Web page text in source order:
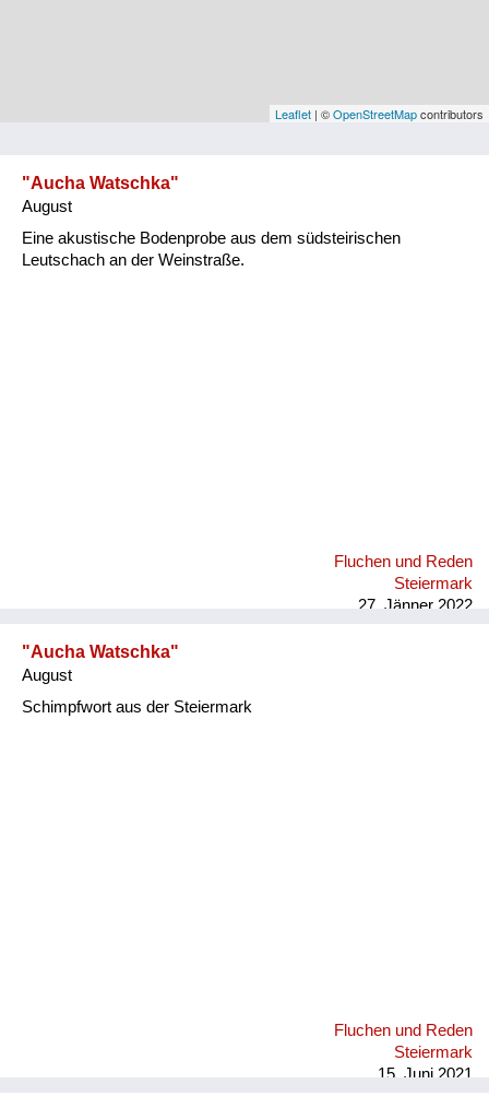
Vorarlberg
Natur und Landwirtschaft
Leaflet | ©OpenStreetMapcontributors
"Aucha Watschka"
August
Eine akustische Bodenprobe aus dem südsteirischen
Leutschach an der Weinstraße.
Fluchen und Reden
Steiermark
27. Jänner 2022
"Aucha Watschka"
August
Schimpfwort aus der Steiermark
Fluchen und Reden
Steiermark
15. Juni 2021